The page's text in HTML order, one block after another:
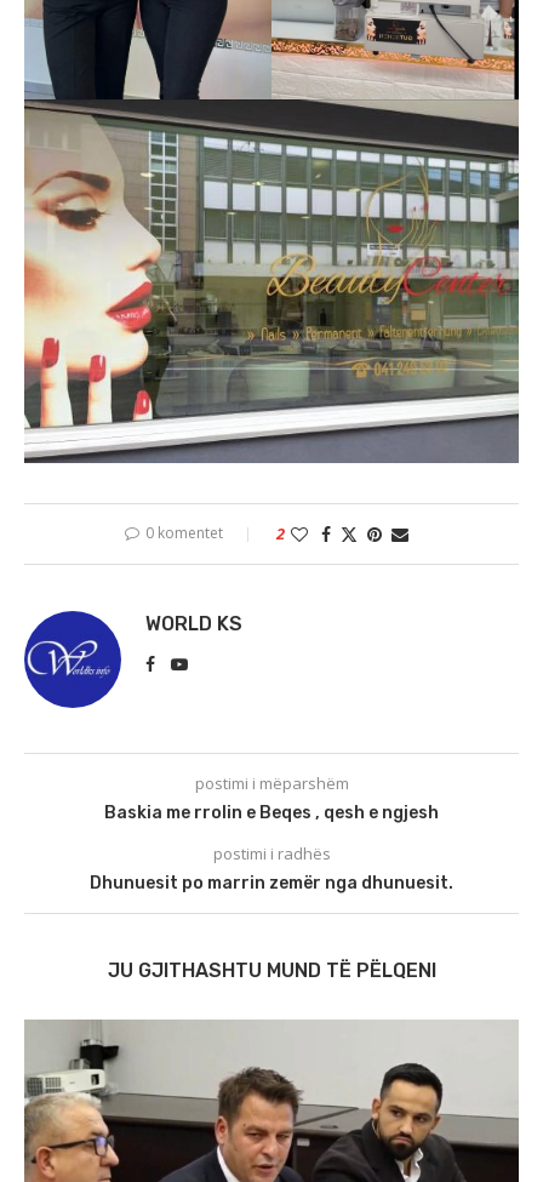
0 komentet 2
WORLD KS
postimi i mëparshëm
Baskia me rrolin e Beqes , qesh e ngjesh
postimi i radhës
Dhunuesit po marrin zemër nga dhunuesit.
JU GJITHASHTU MUND TË PËLQENI